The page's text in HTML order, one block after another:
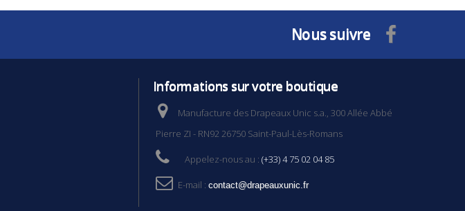
Nous suivre
Informations sur votre boutique
Manufacture des Drapeaux Unic s.a., 300 Allée Abbé
Pierre ZI - RN92 26750 Saint-Paul-Lès-Romans
Appelez-nous au : (+33) 4 75 02 04 85
E-mail : contact@drapeauxunic.fr